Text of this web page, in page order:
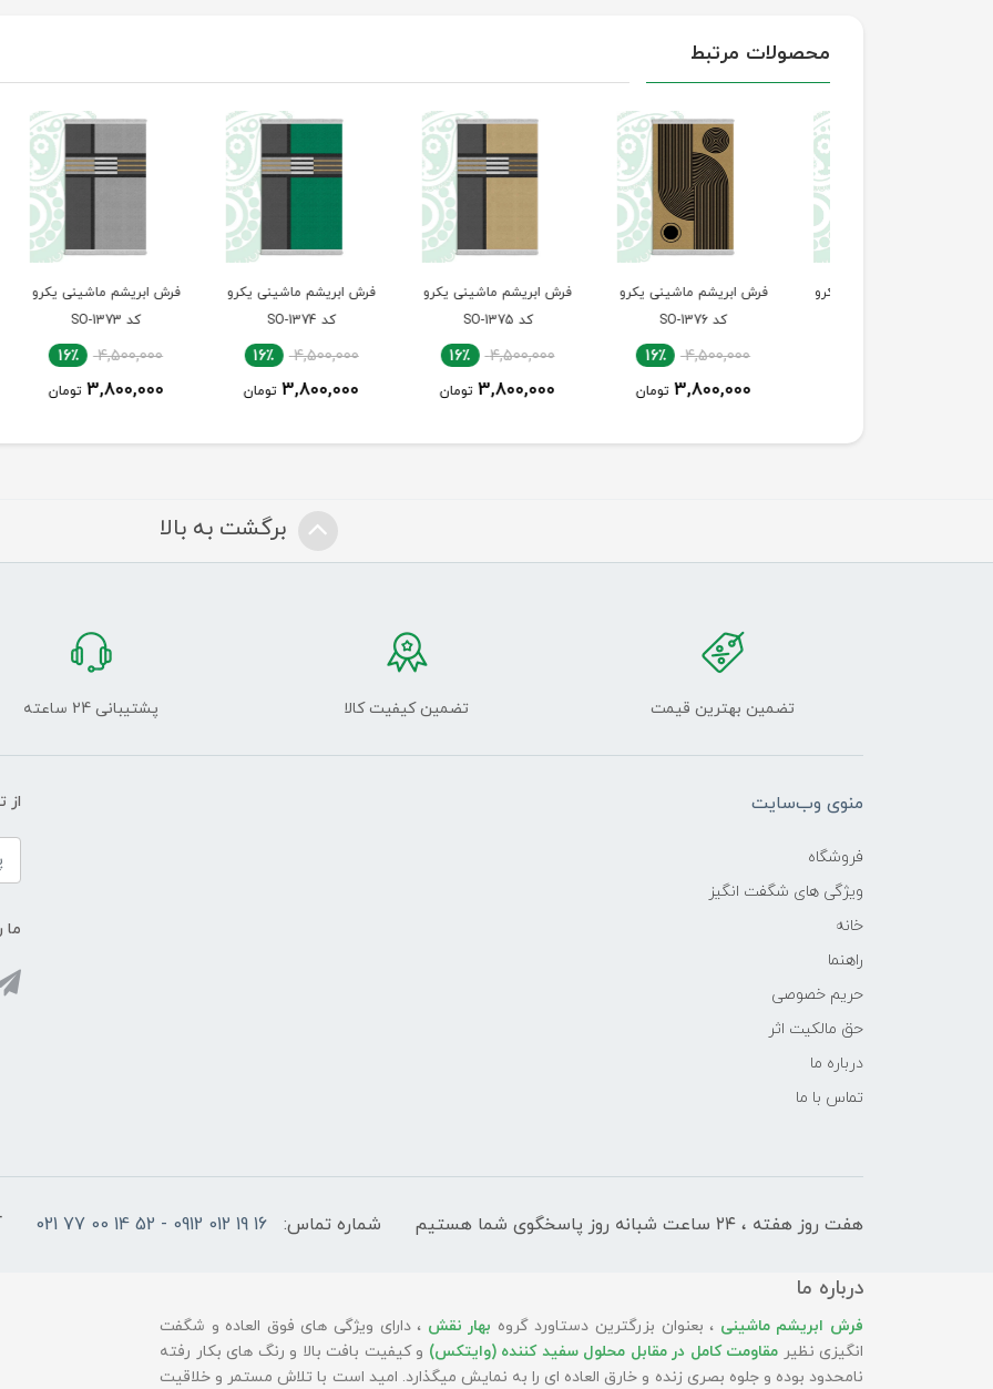
محصولات مرتبط
فرش ابریشم ماشینی یکرو
4,500,000 16٪
3,800,000 تومان
فرش ابریشم ماشینی یکرو
4,500,000 16٪
3,800,000 تومان
فرش ابریشم ماشینی یکرو
4,500,000 16٪
3,800,000 تومان
فرش ابریشم ماشینی یکرو
4,500,000 16٪
3,800,000 تومان
برگشت به بالا
تضمین بهترین قیمت تضمین کیفیت کالا پشتیبانی 24 ساعته
منوی وب‌سایت
فروشگاه
ویژگی های شگفت انگیز
خانه
راهنما
حریم خصوصی
حق مالکیت اثر
درباره ما
تماس با ما
از
ما
هفت روز هفته ، ۲۴ ساعت شبانه‌ روز پاسخگوی شما هستیم شماره تماس: 16 19 012 0912 - 52 14 00 77 021
درباره ما
فرش ابریشم ماشینی ، بعنوان بزرگترین دستاورد گروه بهار نقش ، دارای ویژگی های فوق العاده و شگفت
انگیزی نظیر مقاومت کامل در مقابل محلول سفید کننده (وایتکس) و کیفیت بافت بالا و رنگ های بکار رفته
نامحدود بوده و جلوه بصری زنده و خارق العاده ای را به نمایش میگذارد. امید است با تلاش مستمر و خلاقیت